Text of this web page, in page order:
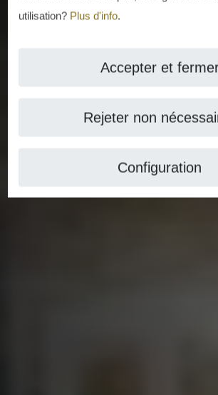
utilisation? Plus d'info.
Accepter et
Rejeter non
Configuration